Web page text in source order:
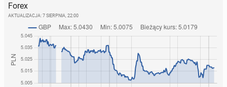
Forex
AKTUALIZACJA: 7 SIERPNIA, 22:00